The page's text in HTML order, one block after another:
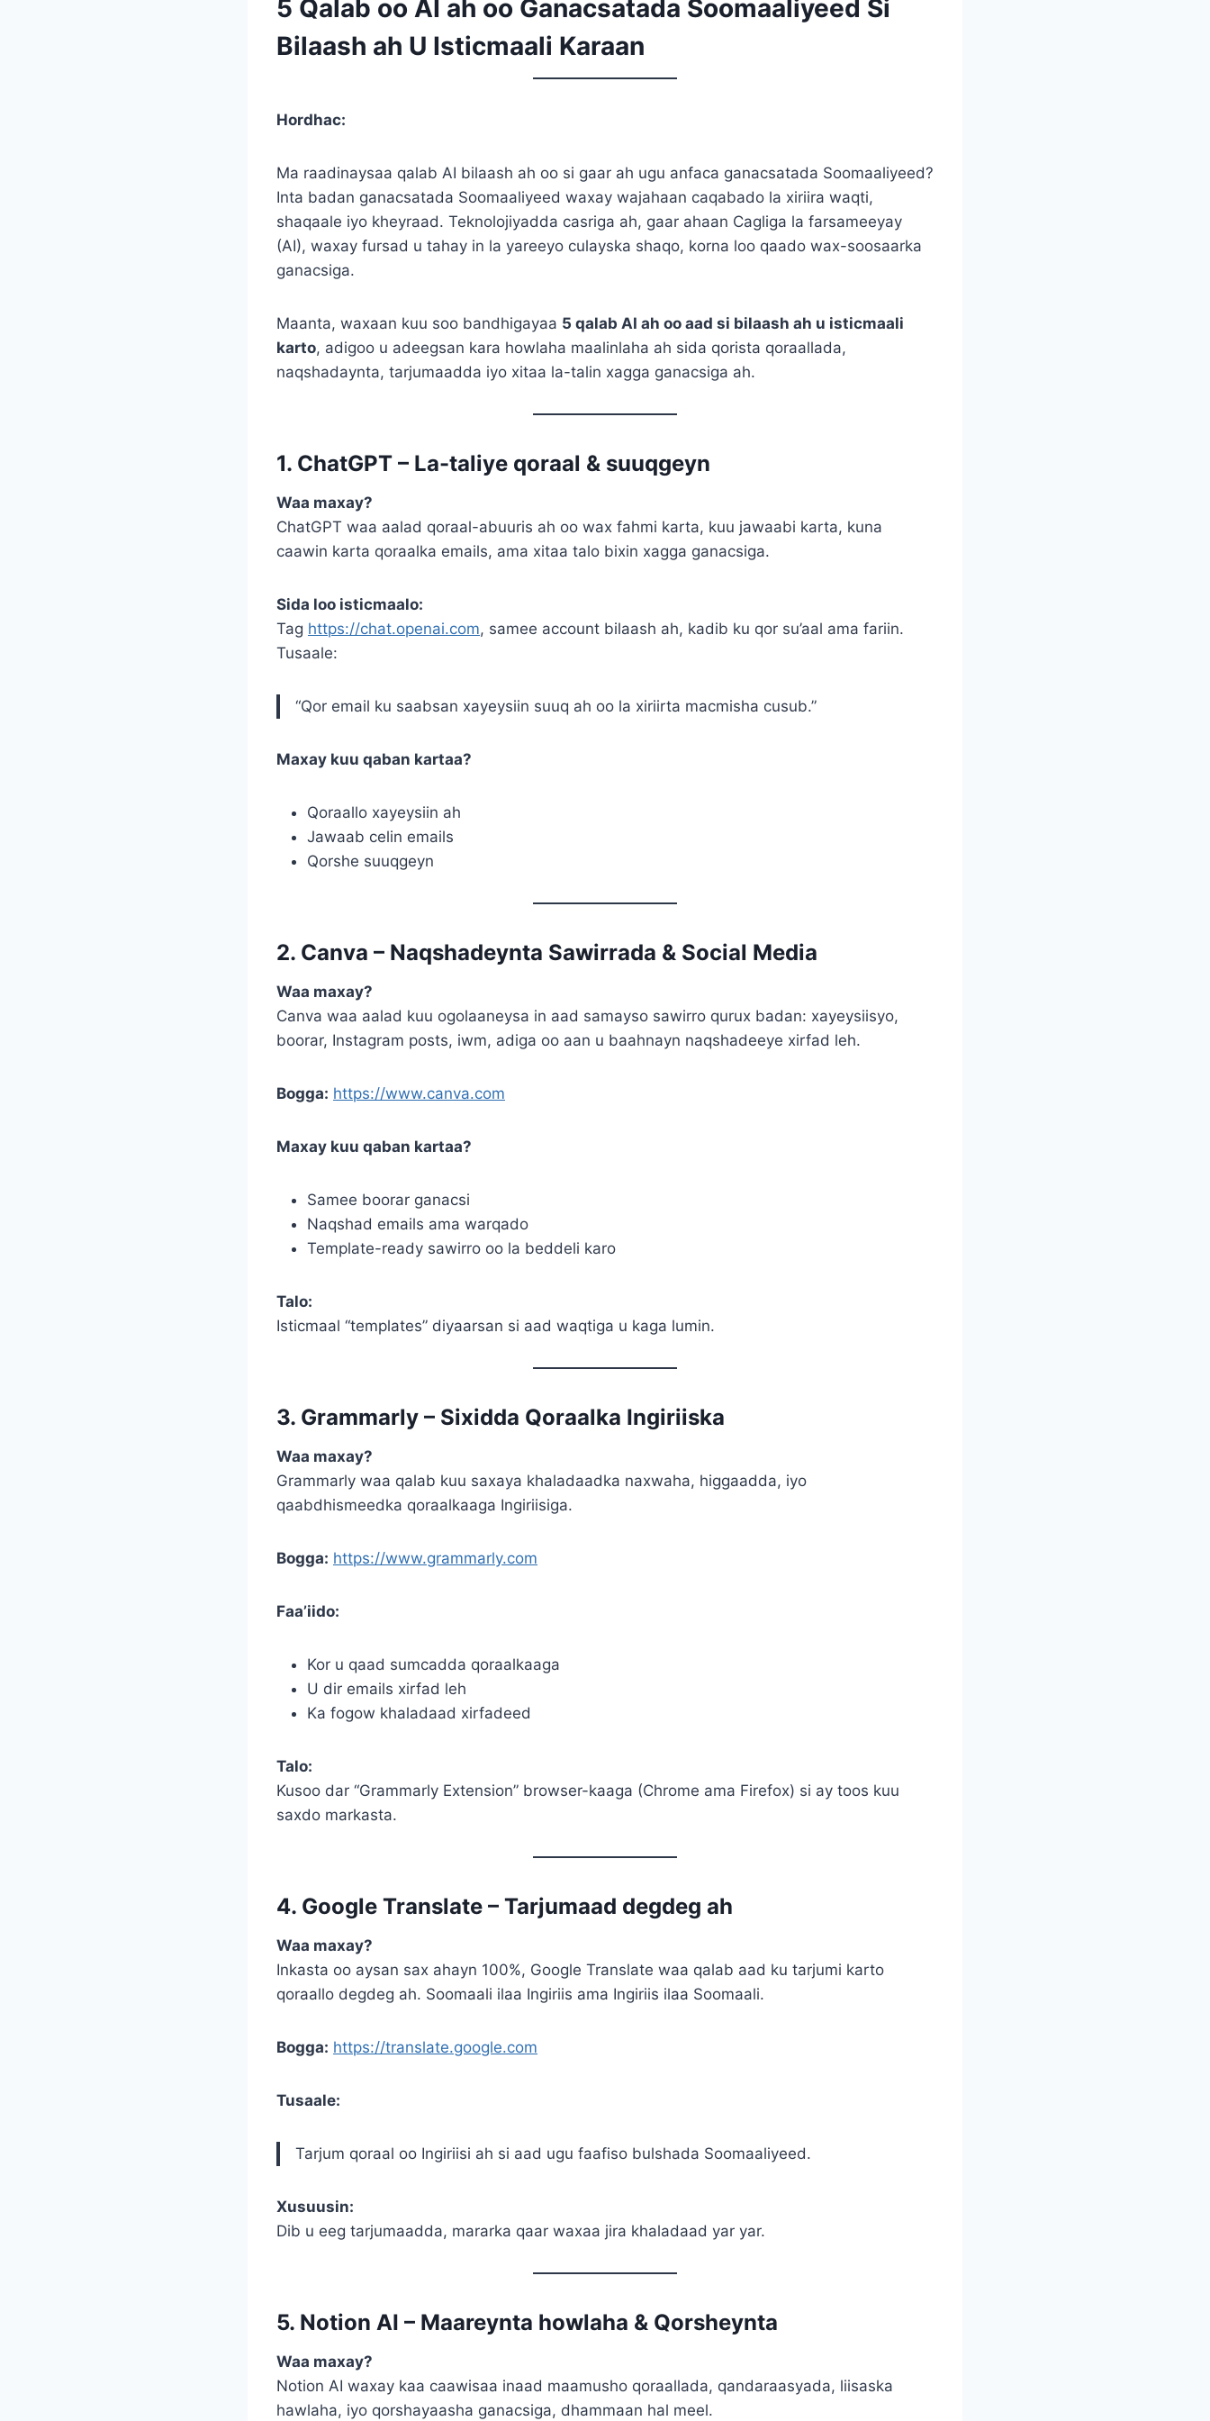
5 Qalab oo AI ah oo Ganacsatada Soomaaliyeed Si
Bilaash ah U Isticmaali Karaan
Hordhac:
Ma raadinaysaa qalab AI bilaash ah oo si gaar ah ugu anfaca ganacsatada Soomaaliyeed?
Inta badan ganacsatada Soomaaliyeed waxay wajahaan caqabado la xiriira waqti,
shaqaale iyo kheyraad. Teknolojiyadda casriga ah, gaar ahaan Cagliga la farsameeyay
(AI), waxay fursad u tahay in la yareeyo culayska shaqo, korna loo qaado wax-soosaarka
ganacsiga.
Maanta, waxaan kuu soo bandhigayaa 5 qalab AI ah oo aad si bilaash ah u isticmaali
karto, adigoo u adeegsan kara howlaha maalinlaha ah sida qorista qoraallada,
naqshadaynta, tarjumaadda iyo xitaa la-talin xagga ganacsiga ah.
1. ChatGPT – La-taliye qoraal & suuqgeyn
Waa maxay?
ChatGPT waa aalad qoraal-abuuris ah oo wax fahmi karta, kuu jawaabi karta, kuna
caawin karta qoraalka emails, ama xitaa talo bixin xagga ganacsiga.
Sida loo isticmaalo:
Tag https://chat.openai.com, samee account bilaash ah, kadib ku qor su’aal ama fariin.
Tusaale:
“Qor email ku saabsan xayeysiin suuq ah oo la xiriirta macmisha cusub.”
Maxay kuu qaban kartaa?
Qoraallo xayeysiin ah
Jawaab celin emails
Qorshe suuqgeyn
2. Canva – Naqshadeynta Sawirrada & Social Media
Waa maxay?
Canva waa aalad kuu ogolaaneysa in aad samayso sawirro qurux badan: xayeysiisyo,
boorar, Instagram posts, iwm, adiga oo aan u baahnayn naqshadeeye xirfad leh.
Bogga: https://www.canva.com
Maxay kuu qaban kartaa?
Samee boorar ganacsi
Naqshad emails ama warqado
Template-ready sawirro oo la beddeli karo
Talo:
Isticmaal “templates” diyaarsan si aad waqtiga u kaga lumin.
3. Grammarly – Sixidda Qoraalka Ingiriiska
Waa maxay?
Grammarly waa qalab kuu saxaya khaladaadka naxwaha, higgaadda, iyo
qaabdhismeedka qoraalkaaga Ingiriisiga.
Bogga: https://www.grammarly.com
Faa’iido:
Kor u qaad sumcadda qoraalkaaga
U dir emails xirfad leh
Ka fogow khaladaad xirfadeed
Talo:
Kusoo dar “Grammarly Extension” browser-kaaga (Chrome ama Firefox) si ay toos kuu
saxdo markasta.
4. Google Translate – Tarjumaad degdeg ah
Waa maxay?
Inkasta oo aysan sax ahayn 100%, Google Translate waa qalab aad ku tarjumi karto
qoraallo degdeg ah. Soomaali ilaa Ingiriis ama Ingiriis ilaa Soomaali.
Bogga: https://translate.google.com
Tusaale:
Tarjum qoraal oo Ingiriisi ah si aad ugu faafiso bulshada Soomaaliyeed.
Xusuusin:
Dib u eeg tarjumaadda, mararka qaar waxaa jira khaladaad yar yar.
5. Notion AI – Maareynta howlaha & Qorsheynta
Waa maxay?
Notion AI waxay kaa caawisaa inaad maamusho qoraallada, qandaraasyada, liisaska
hawlaha, iyo qorshayaasha ganacsiga, dhammaan hal meel.